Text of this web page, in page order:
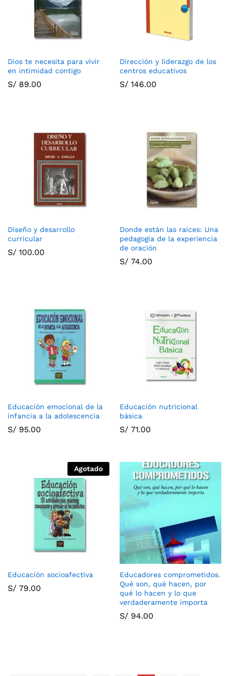
Dios te necesita para vivir
en intimidad contigo
S/ 89.00
Dirección y liderazgo de los
centros educativos
S/ 146.00
Diseño y desarrollo
curricular
S/ 100.00
Donde están las raíces: Una
pedagogía de la experiencia
de oración
S/ 74.00
Educación emocional de la
infancia a la adolescencia
S/ 95.00
Educación nutricional
básica
S/ 71.00
Agotado
Educación socioafectiva
S/ 79.00
Educadores comprometidos.
Qué son, qué hacen, por
qué lo hacen y lo que
verdaderamente importa
S/ 94.00